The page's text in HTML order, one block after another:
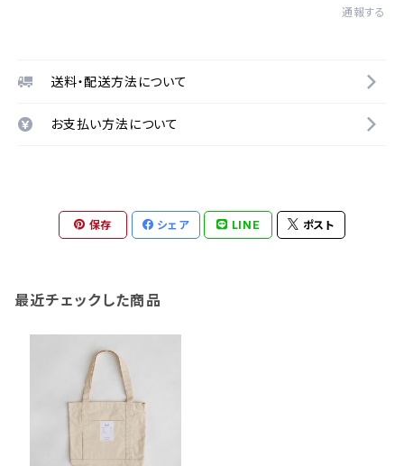
通報する
送料・配送方法について
お支払い方法について
保存 シェア LINE ポスト
最近チェックした商品